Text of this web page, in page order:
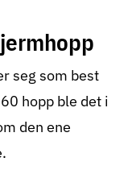
seg som best
hopp ble det i
den ene